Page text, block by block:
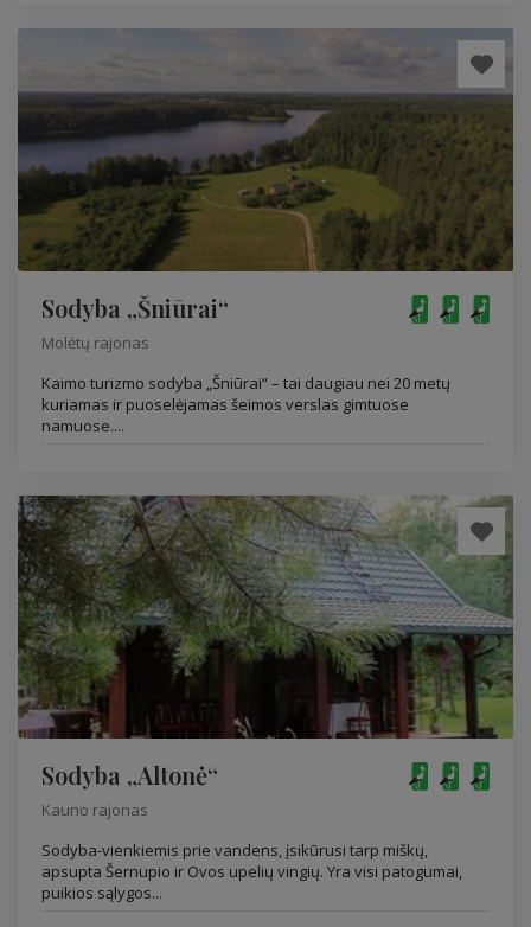
Sodyba „Šniūrai“
Molėtų rajonas
Kaimo turizmo sodyba „Šniūrai“ – tai daugiau nei 20 metų
kuriamas ir puoselėjamas šeimos verslas gimtuose
namuose....
Sodyba „Altonė“
Kauno rajonas
Sodyba-vienkiemis prie vandens, įsikūrusi tarp miškų,
apsupta Šernupio ir Ovos upelių vingių. Yra visi patogumai,
puikios sąlygos...